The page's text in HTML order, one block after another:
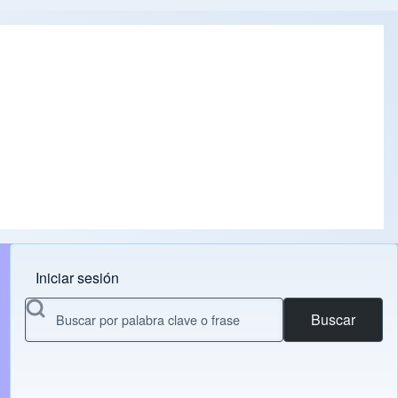
Menu do usuário
Iniciar sesión
Buscar